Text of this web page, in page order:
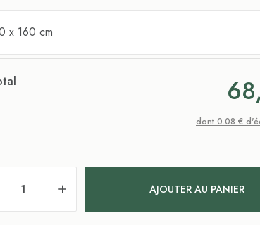
x 160 cm
dont 0.08 €
AJOUTER AU PANIER